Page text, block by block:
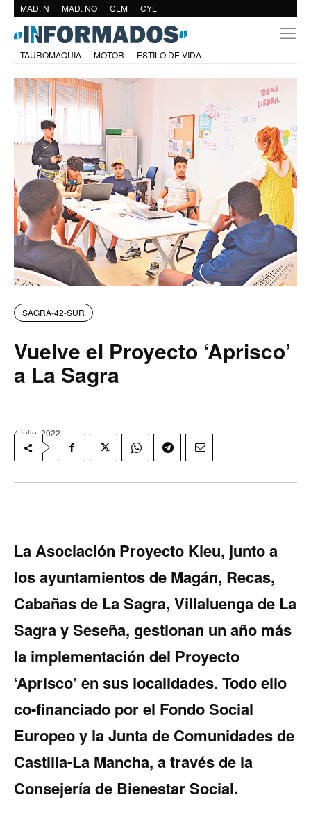
MAD. N MAD. NO CLM CYL
TAUROMAQUIA MOTOR ESTILO DE VIDA
SAGRA-42-SUR
Vuelve el Proyecto ‘Aprisco’
a La Sagra
4 julio, 2022
La Asociación Proyecto Kieu, junto a
los ayuntamientos de Ma­gán, Recas,
Cabañas de La Sa­gra, Villaluenga de La
Sagra y Seseña, gestionan un año más
la implementación del Proyec­to
‘Aprisco’ en sus localidades. Todo ello
co-financiado por el Fondo Social
Europeo y la Junta de Comunidades de
Castilla-La Mancha, a través de la
Conseje­ría de Bienestar Social.